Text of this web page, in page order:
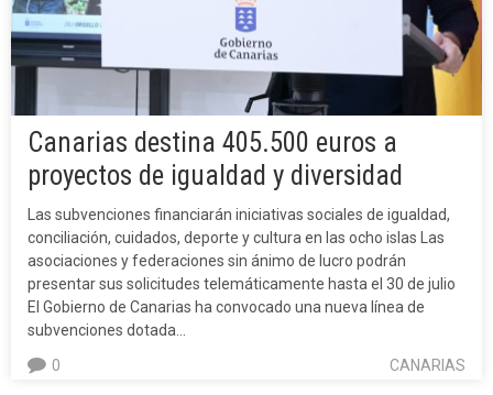
Canarias destina 405.500 euros a
proyectos de igualdad y diversidad
Las subvenciones financiarán iniciativas sociales de igualdad,
conciliación, cuidados, deporte y cultura en las ocho islas Las
asociaciones y federaciones sin ánimo de lucro podrán
presentar sus solicitudes telemáticamente hasta el 30 de julio
El Gobierno de Canarias ha convocado una nueva línea de
subvenciones dotada…
CANARIAS
0